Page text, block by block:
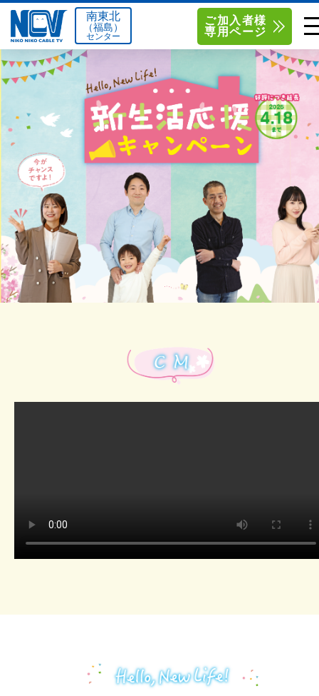
南東北センター（米沢） 0238-24-2525
南東北センター（福島） 0120-173-577
函館センター 0138-34-2525
新潟センター 025-210-1200
単品サービス
単品料金
お得なセットプラン
料金シミュレーション
サポート
Q&A
障害メンテナンス情報
南東北センター(米沢)
〒992-0044
山形県米沢市春日四丁目2-75
0238-24-2525
南東北センター(福島)
〒960-8252
福島県福島市御山字一本松17-1-
0120-173-577
0138-34-2525 025-210-1200
南東北
（福島）
センター
ご加入者様
専用ページ